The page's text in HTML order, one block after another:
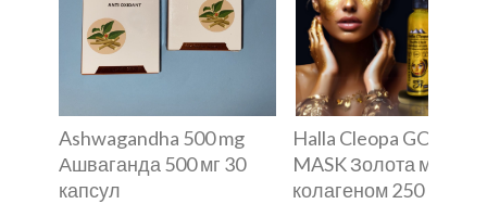
Ashwagandha 500 mg
Ашваганда 500 мг 30
капсул
Halla Cleopa GOLDEN
MASK Золота маска з
колагеном 250 гр